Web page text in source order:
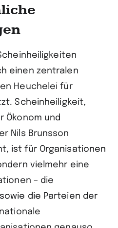
einen zentralen
Heuchelei für
Scheinheiligkeit,
Ökonom und
Nils Brunsson
ist für Organisationen
vielmehr eine
– die
die Parteien der